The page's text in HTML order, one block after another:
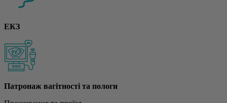
ЕКЗ
Патронаж вагітності та пологи